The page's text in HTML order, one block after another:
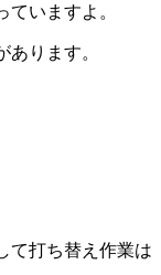
いますよ。
ります。
て打ち替え作業は